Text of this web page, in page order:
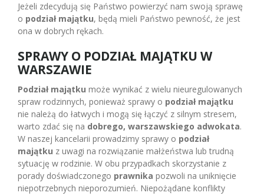
Jeżeli zdecydują się Państwo powierzyć nam swoją sprawę
o podział majątku, będą mieli Państwo pewność, że jest
ona w dobrych rękach.
SPRAWY O PODZIAŁ MAJĄTKU W
WARSZAWIE
Podział majątku może wynikać z wielu nieuregulowanych
spraw rodzinnych, ponieważ sprawy o podział majątku
nie należą do łatwych i mogą się łączyć z silnym stresem,
warto zdać się na dobrego, warszawskiego adwokata.
W naszej kancelarii prowadzimy sprawy o podział
majątku z uwagi na rozwiązanie małżeństwa lub trudną
sytuację w rodzinie. W obu przypadkach skorzystanie z
porady doświadczonego prawnika pozwoli na uniknięcie
niepotrzebnych nieporozumień. Niepożądane konflikty